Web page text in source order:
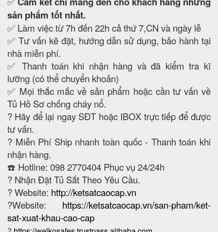
sản phẩm tốt nhất.
✅ Làm việc từ 7h đến 22h cả thứ 7,CN và ngày lễ
✅ Tư vấn kê đặt, hướng dẫn sử dụng, bảo hành tại
nhà miễn phí.
✅ Thanh toán khi nhận hàng và đã kiểm tra kĩ
lưỡng (có thể chuyển khoản)
✅ Mọi thắc mắc về sản phẩm hoặc cần tư vấn về
Tủ Hồ Sơ chống cháy nổ.
? Hãy để lại ngay SĐT hoặc IBOX trực tiếp để được
tư vấn.
? Miễn Phí Ship nhanh toàn quốc - Thanh toán khi
nhận hàng.
☎️ Hotline: 098 2770404 Phục vụ 24/24h
? Nhận Đặt Tủ Sắt Theo Yêu Cầu.
? Website: http://ketsatcaocap.vn
?Website: https://ketsatcaocap.vn/san-pham/ket-
sat-xuat-khau-cao-cap